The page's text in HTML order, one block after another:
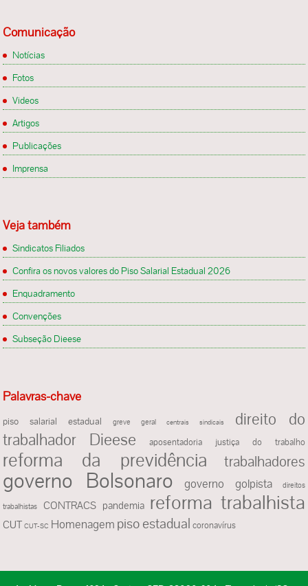
Comunicação
Notícias
Fotos
Videos
Artigos
Publicações
Imprensa
Veja também
Sindicatos Filiados
Confira os novos valores do Piso Salarial Estadual 2026
Enquadramento
Convenções
Subseção Dieese
Palavras-chave
piso salarial estadual greve geral centrais sindicais
direito do
trabalhador
Dieese aposentadoria justiça do trabalho
reforma da previdência trabalhadores
governo Bolsonaro governo golpista direitos
trabalhistas CONTRACS pandemia reforma trabalhista
CUT CUT-SC Homenagem piso estadual coronavírus